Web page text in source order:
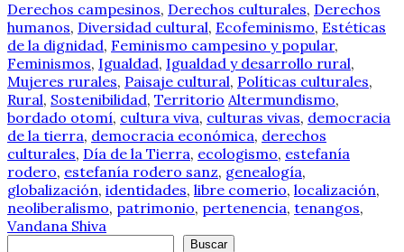
Derechos campesinos, Derechos culturales, Derechos
humanos, Diversidad cultural, Ecofeminismo, Estéticas
de la dignidad, Feminismo campesino y popular,
Feminismos, Igualdad, Igualdad y desarrollo rural,
Mujeres rurales, Paisaje cultural, Políticas culturales,
Rural, Sostenibilidad, Territorio Altermundismo,
bordado otomí, cultura viva, culturas vivas, democracia
de la tierra, democracia económica, derechos
culturales, Día de la Tierra, ecologismo, estefanía
rodero, estefanía rodero sanz, genealogía,
globalización, identidades, libre comerio, localización,
neoliberalismo, patrimonio, pertenencia, tenangos,
Vandana Shiva
Buscar